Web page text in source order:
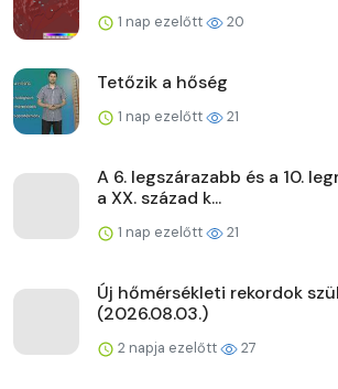
1 nap ezelőtt 20
Tetőzik a hőség
1 nap ezelőtt 21
A 6. legszárazabb és a 10.
a XX. század k...
1 nap ezelőtt 21
Új hőmérsékleti rekordok
(2026.08.03.)
2 napja ezelőtt 27